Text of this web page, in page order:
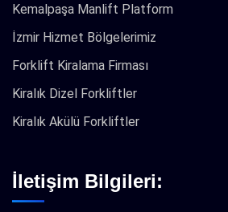
Kemalpaşa Manlift Platform
İzmir Hizmet Bölgelerimiz
Forklift Kiralama Firması
Kiralık Dizel Forkliftler
Kiralık Akülü Forkliftler
İletişim Bilgileri: